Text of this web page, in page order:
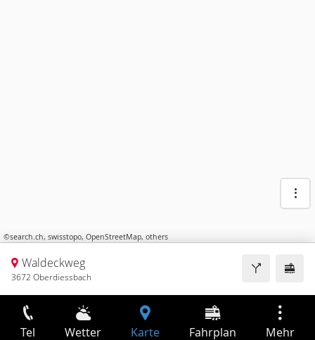
©search.ch, swisstopo, OpenStreetMap, others
Waldeckweg
3672 Oberdiessbach
Tel Wetter Karte Fahrplan Mehr